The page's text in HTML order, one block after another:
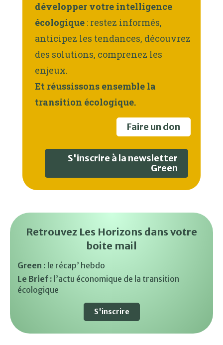
développer votre intelligence
écologique : restez informés,
anticipez les tendances, découvrez
des solutions, comprenez les
enjeux.
Et réussissons ensemble la
transition écologique.
Faire un don
S'inscrire à la newsletter
Green
Retrouvez Les Horizons dans votre
boite mail
Green : le récap’ hebdo
Le Brief : l’actu économique de la transition
écologique
S'inscrire